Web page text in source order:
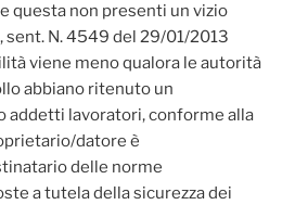
questa non presenti un vizio
sent. N. 4549 del 29/01/2013
viene meno qualora le autorità
abbiano ritenuto un
addetti lavoratori, conforme alla
datore è
delle norme
a tutela della sicurezza dei